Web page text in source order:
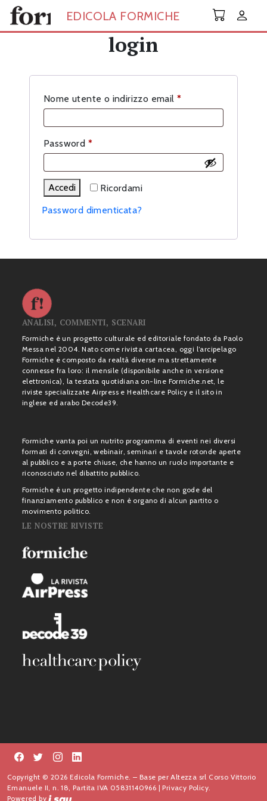
Skip to main content
EDICOLA FORMICHE
login
Nome utente o indirizzo email *Richiesto
Password *Richiesto
Ricordami
Accedi
Password dimenticata?
ANALISI, COMMENTI, SCENARI
Formiche è un progetto culturale ed editoriale fondato da Paolo
Messa nel 2004. Nato come rivista cartacea, oggi l’arcipelago
Formiche è composto da realtà diverse ma strettamente
connesse fra loro: il mensile (disponibile anche in versione
elettronica), la testata quotidiana on-line Formiche.net, le
riviste specializzate Airpress e Healthcare Policy e il sito in
inglese ed arabo Decode39.
Formiche vanta poi un nutrito programma di eventi nei diversi
formati di convegni, webinair, seminari e tavole rotonde aperte
al pubblico e a porte chiuse, che hanno un ruolo importante e
riconosciuto nel dibattito pubblico.
Formiche è un progetto indipendente che non gode del
finanziamento pubblico e non è organo di alcun partito o
movimento politico.
LE NOSTRE RIVISTE
Copyright © 2026 Edicola Formiche. – Base per Altezza srl Corso Vittorio
Emanuele II, n. 18, Partita IVA 05831140966 |Privacy Policy.
Powered by